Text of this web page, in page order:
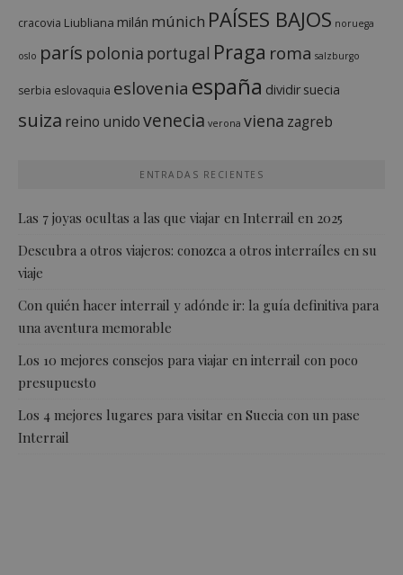
cracovia Liubliana milán múnich PAÍSES BAJOS noruega
oslo parís polonia portugal Praga roma salzburgo
serbia eslovaquia eslovenia españa dividir suecia
suiza reino unidovenecia verona viena zagreb
ENTRADAS RECIENTES
Las 7 joyas ocultas a las que viajar en Interrail en 2025
Descubra a otros viajeros: conozca a otros interraíles en su
viaje
Con quién hacer interrail y adónde ir: la guía definitiva para
una aventura memorable
Los 10 mejores consejos para viajar en interrail con poco
presupuesto
Los 4 mejores lugares para visitar en Suecia con un pase
Interrail